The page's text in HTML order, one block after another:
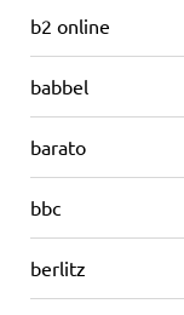
b2 online
babbel
barato
bbc
berlitz